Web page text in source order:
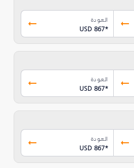
العودة
USD 867*
العودة
USD 867*
العودة
USD 867*